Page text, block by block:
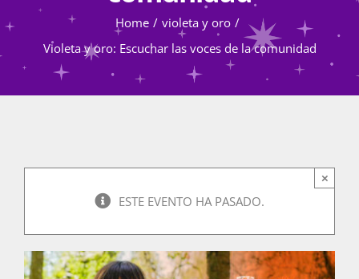
Programas
Atención de la violencia de género
Home
violeta y oro
Violeta y oro: Escuchar las voces de la comunidad
ESTE EVENTO HA PASADO.
×